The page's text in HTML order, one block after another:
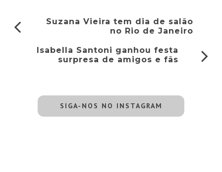
Suzana Vieira tem dia de salão
no Rio de Janeiro
Isabella Santoni ganhou festa
surpresa de amigos e fãs
SIGA-NOS NO INSTAGRAM